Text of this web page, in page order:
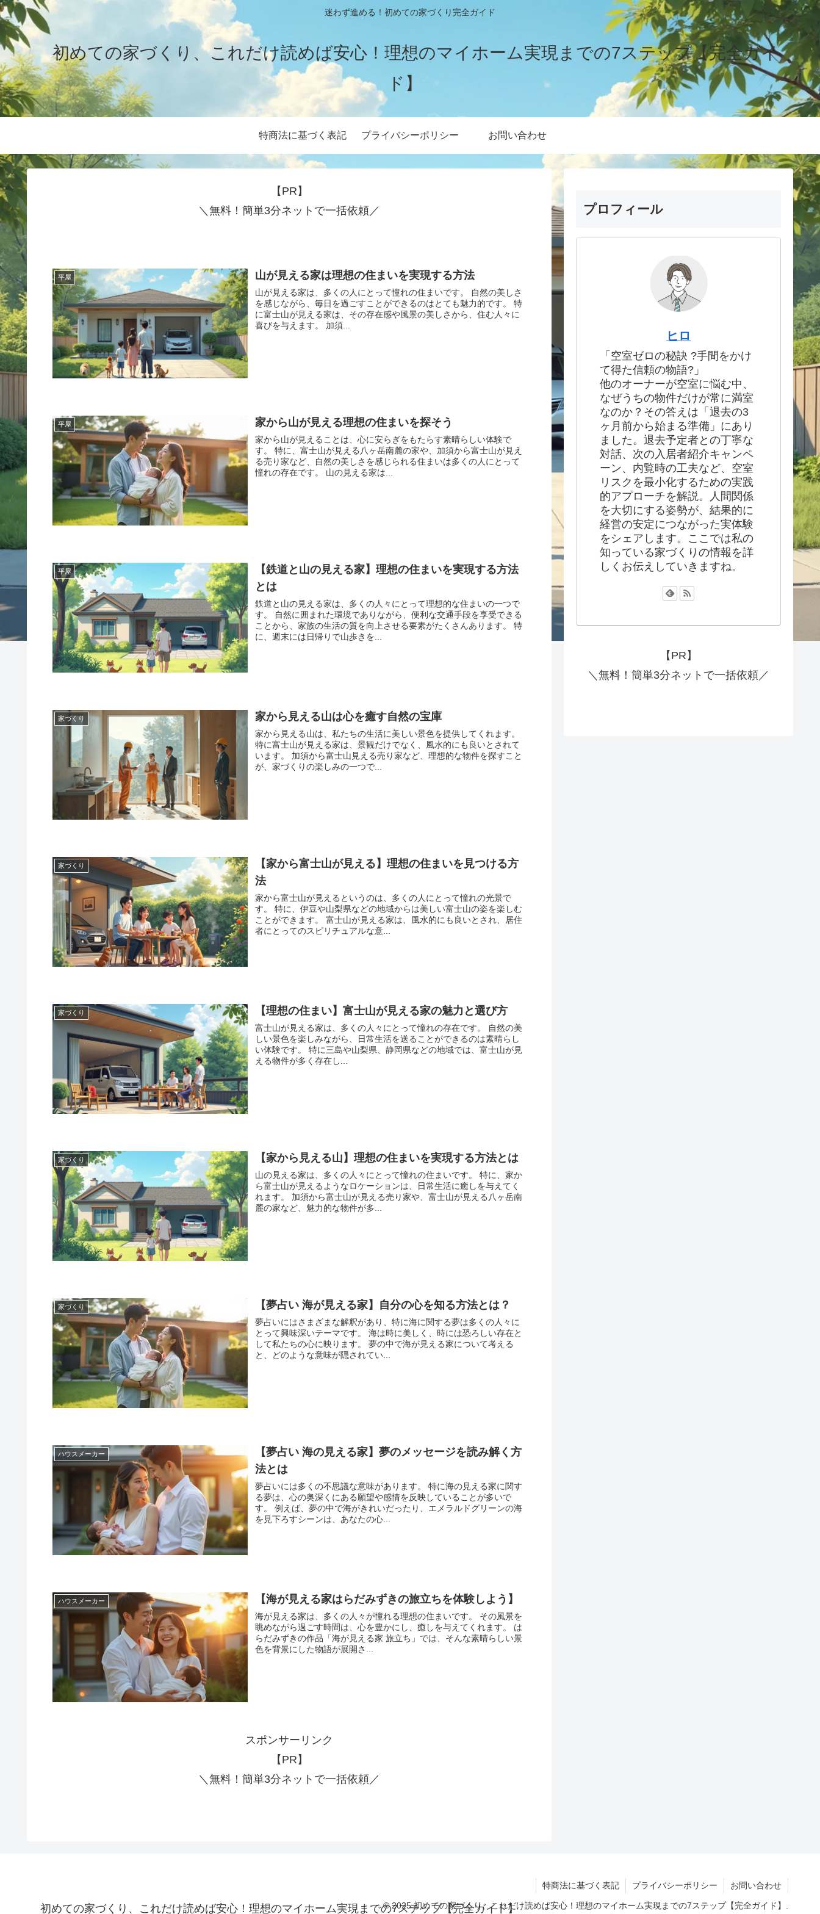
迷わず進める！初めての家づくり完全ガイド
初めての家づくり、これだけ読めば安心！理想のマイホーム実現までの7ステップ【完全ガイ
ド】
特商法に基づく表記 プライバシーポリシー お問い合わせ
【PR】
＼無料！簡単3分ネットで一括依頼／
平屋 山が見える家は理想の住まいを実現する方法
山が見える家は、多くの人にとって憧れの住まいです。 自然の美しさ
を感じながら、毎日を過ごすことができるのはとても魅力的です。 特
に富士山が見える家は、その存在感や風景の美しさから、住む人々に
喜びを与えます。 加須...
平屋 家から山が見える理想の住まいを探そう
家から山が見えることは、心に安らぎをもたらす素晴らしい体験で
す。 特に、富士山が見える八ヶ岳南麓の家や、加須から富士山が見え
る売り家など、自然の美しさを感じられる住まいは多くの人にとって
憧れの存在です。 山の見える家は...
平屋
【鉄道と山の見える家】理想の住まいを実現する方法
とは
鉄道と山の見える家は、多くの人々にとって理想的な住まいの一つで
す。 自然に囲まれた環境でありながら、便利な交通手段を享受できる
ことから、家族の生活の質を向上させる要素がたくさんあります。 特
に、週末には日帰りで山歩きを...
家づくり 家から見える山は心を癒す自然の宝庫
家から見える山は、私たちの生活に美しい景色を提供してくれます。
特に富士山が見える家は、景観だけでなく、風水的にも良いとされて
います。 加須から富士山見える売り家など、理想的な物件を探すこと
が、家づくりの楽しみの一つで...
家づくり
【家から富士山が見える】理想の住まいを見つける方
法
家から富士山が見えるというのは、多くの人にとって憧れの光景で
す。 特に、伊豆や山梨県などの地域からは美しい富士山の姿を楽しむ
ことができます。 富士山が見える家は、風水的にも良いとされ、居住
者にとってのスピリチュアルな意...
家づくり 【理想の住まい】富士山が見える家の魅力と選び方
富士山が見える家は、多くの人々にとって憧れの存在です。 自然の美
しい景色を楽しみながら、日常生活を送ることができるのは素晴らし
い体験です。 特に三島や山梨県、静岡県などの地域では、富士山が見
える物件が多く存在し...
家づくり 【家から見える山】理想の住まいを実現する方法とは
山の見える家は、多くの人々にとって憧れの住まいです。 特に、家か
ら富士山が見えるようなロケーションは、日常生活に癒しを与えてく
れます。 加須から富士山が見える売り家や、富士山が見える八ヶ岳南
麓の家など、魅力的な物件が多...
家づくり 【夢占い 海が見える家】自分の心を知る方法とは？
夢占いにはさまざまな解釈があり、特に海に関する夢は多くの人々に
とって興味深いテーマです。 海は時に美しく、時には恐ろしい存在と
して私たちの心に映ります。 夢の中で海が見える家について考える
と、どのような意味が隠されてい...
ハウスメーカー
【夢占い 海の見える家】夢のメッセージを読み解く方
法とは
夢占いには多くの不思議な意味があります。 特に海の見える家に関す
る夢は、心の奥深くにある願望や感情を反映していることが多いで
す。 例えば、夢の中で海がきれいだったり、エメラルドグリーンの海
を見下ろすシーンは、あなたの心...
ハウスメーカー 【海が見える家はらだみずきの旅立ちを体験しよう】
海が見える家は、多くの人々が憧れる理想の住まいです。 その風景を
眺めながら過ごす時間は、心を豊かにし、癒しを与えてくれます。 は
らだみずきの作品「海が見える家 旅立ち」では、そんな素晴らしい景
色を背景にした物語が展開さ...
スポンサーリンク
【PR】
＼無料！簡単3分ネットで一括依頼／
プロフィール
ヒロ
「空室ゼロの秘訣 ?手間をかけ
て得た信頼の物語?」
他のオーナーが空室に悩む中、
なぜうちの物件だけが常に満室
なのか？その答えは「退去の3
ヶ月前から始まる準備」にあり
ました。退去予定者との丁寧な
対話、次の入居者紹介キャンペ
ーン、内覧時の工夫など、空室
リスクを最小化するための実践
的アプローチを解説。人間関係
を大切にする姿勢が、結果的に
経営の安定につながった実体験
をシェアします。ここでは私の
知っている家づくりの情報を詳
しくお伝えしていきますね。
【PR】
＼無料！簡単3分ネットで一括依頼／
初めての家づくり、これだけ読めば安心！理想のマイホーム実現までの7ステップ【完全ガイド】
特商法に基づく表記 プライバシーポリシー お問い合わせ
© 2025 初めての家づくり、これだけ読めば安心！理想のマイホーム実現までの7ステップ【完全ガイド】.